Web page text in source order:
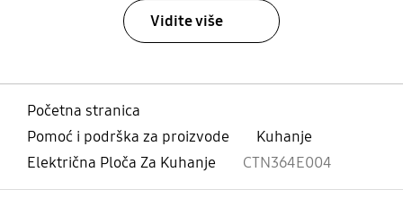
Vidite više
Početna stranica
Pomoć i podrška za proizvode
Kuhanje
Električna Ploča Za Kuhanje
CTN364E004